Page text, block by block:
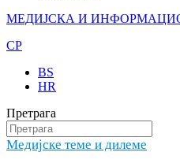
МЕДИЈСКА И
CP
BS
HR
Претрага
Медијске теме и дилеме